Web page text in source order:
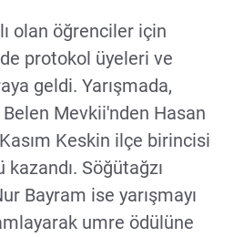
olan öğrenciler için
protokol üyeleri ve
geldi. Yarışmada,
Mevkii'nden Hasan
Keskin ilçe birincisi
Söğütağzı
Bayram ise yarışmayı
umre ödülüne